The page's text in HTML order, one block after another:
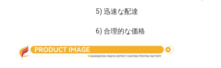
5) 迅速な配達
6) 合理的な価格